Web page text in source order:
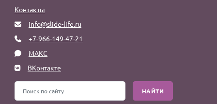
Контакты
info@slide-life.ru
+7-966-149-47-21
МАКС
ВКонтакте
НАЙТИ